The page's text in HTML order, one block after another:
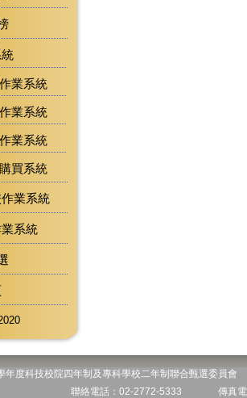
業系統
業系統
業系統
買系統
業系統
系統
年度科技校院四年制及專科學校二年制聯合甄選委員
聯絡電話：02-2772-5333 傳真